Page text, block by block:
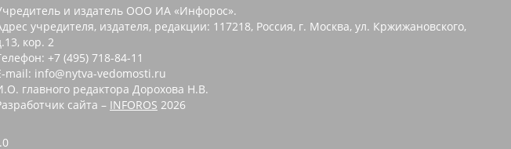
и издатель ООО ИА «Инфорос».
учредителя, издателя, редакции: 117218, Россия, г. Москва, ул. Кржижановского,
кор. 2
+7 (495) 718-84-11
mail: info@nytva-vedomosti.ru
главного редактора Дорохова Н.В.
сайта – INFOROS 2026